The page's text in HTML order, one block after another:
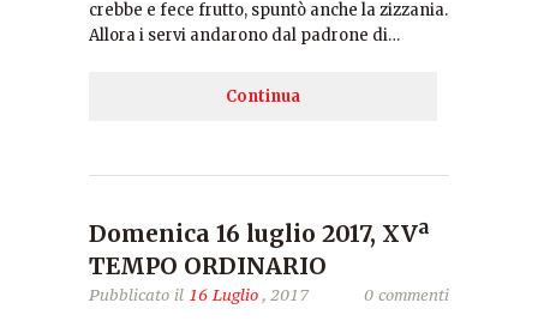
crebbe e fece frutto, spuntò anche la zizzania.
Allora i servi andarono dal padrone di…
Continua
Domenica 16 luglio 2017, XVª
TEMPO ORDINARIO
Pubblicato il 16 Luglio, 2017 0 commenti